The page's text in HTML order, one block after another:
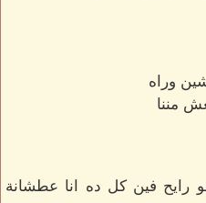
وراه
مننا
فين كل ده انا عطشانة